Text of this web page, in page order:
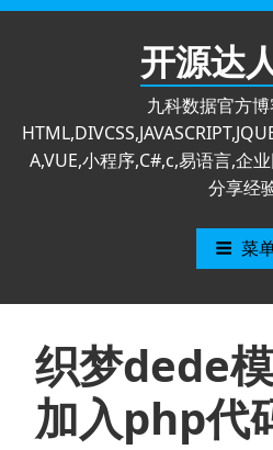
跳
开源达
九科数据官方
A,VUE,小程序,C#,c,易语言,企
分享经
菜
织梦dede
加入php代